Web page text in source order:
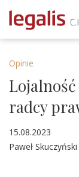
Opinie
radcy
15.08.2023
Paweł Skuczyński